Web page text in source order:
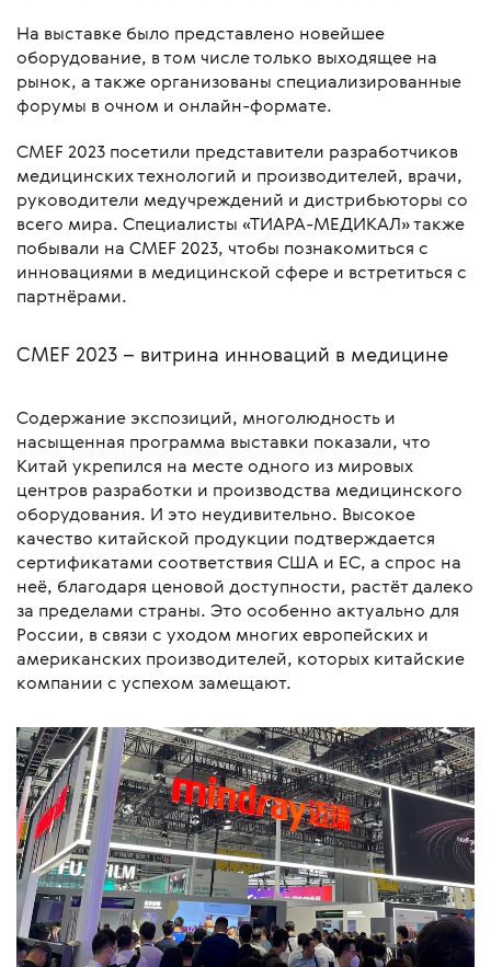
На выставке было представлено новейшее
оборудование, в том числе только выходящее на
рынок, а также организованы специализированные
форумы в очном и онлайн-формате.
CMEF 2023 посетили представители разработчиков
медицинских технологий и производителей, врачи,
руководители медучреждений и дистрибьюторы со
всего мира. Специалисты «ТИАРА-МЕДИКАЛ» также
побывали на CMEF 2023, чтобы познакомиться с
инновациями в медицинской сфере и встретиться с
партнёрами.
CMEF 2023 – витрина инноваций в медицине
Содержание экспозиций, многолюдность и
насыщенная программа выставки показали, что
Китай укрепился на месте одного из мировых
центров разработки и производства медицинского
оборудования. И это неудивительно. Высокое
качество китайской продукции подтверждается
сертификатами соответствия США и ЕС, а спрос на
неё, благодаря ценовой доступности, растёт далеко
за пределами страны. Это особенно актуально для
России, в связи с уходом многих европейских и
американских производителей, которых китайские
компании с успехом замещают.